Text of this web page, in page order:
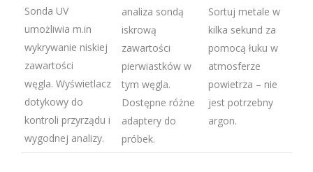
Sonda UV
umożliwia m.in
wykrywanie niskiej
zawartości
węgla. Wyświetlacz
dotykowy do
kontroli przyrządu i
wygodnej analizy.
analiza sondą
iskrową
zawartości
pierwiastków w
tym węgla.
Dostępne różne
adaptery do
próbek.
Sortuj metale w
kilka sekund za
pomocą łuku w
atmosferze
powietrza – nie
jest potrzebny
argon.